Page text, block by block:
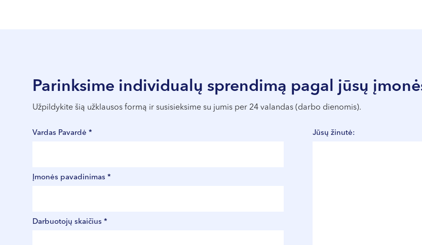
Parinksime individualų sprendimą pagal jūsų
Užpildykite šią užklausos formą ir susisieksime su jumis per 24 valandas (darbo dienomis).
Vardas Pavardė *
Įmonės pavadinimas *
Darbuotojų skaičius *
Jūsų žinutė: